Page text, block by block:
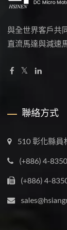
與全世界客戶共
直流馬達與減速
聯絡方式
510 彰化縣員
(+886) 4-
(+886) 4-